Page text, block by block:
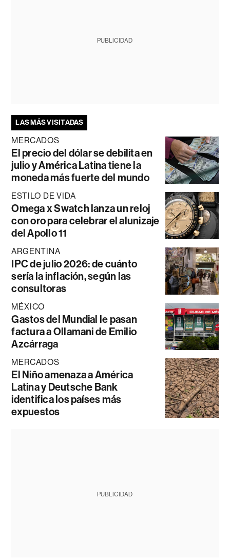
PUBLICIDAD
LAS MÁS VISITADAS
MERCADOS
El precio del dólar se debilita en
julio y América Latina tiene la
moneda más fuerte del mundo
ESTILO DE VIDA
Omega x Swatch lanza un reloj
con oro para celebrar el alunizaje
del Apollo 11
ARGENTINA
IPC de julio 2026: de cuánto
sería la inflación, según las
consultoras
MÉXICO
Gastos del Mundial le pasan
factura a Ollamani de Emilio
Azcárraga
MERCADOS
El Niño amenaza a América
Latina y Deutsche Bank
identifica los países más
expuestos
PUBLICIDAD